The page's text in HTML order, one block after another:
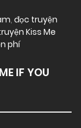
, đọc truyện
Kiss Me
phí
IF YOU